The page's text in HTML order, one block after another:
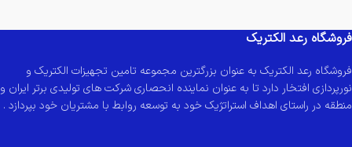
فروشگاه رعد الکتریک
فروشگاه رعد الکتریک به عنوان بزرگترین مجموعه تامین تجهیزات الکتریک و
نورپردازی افتخار دارد تا به عنوان نماینده انحصاری شرکت های تولیدی برتر ایران و
منطقه در راستای اهداف استراتژیک خود به توسعه روابط با مشتریان خود بپردازد .